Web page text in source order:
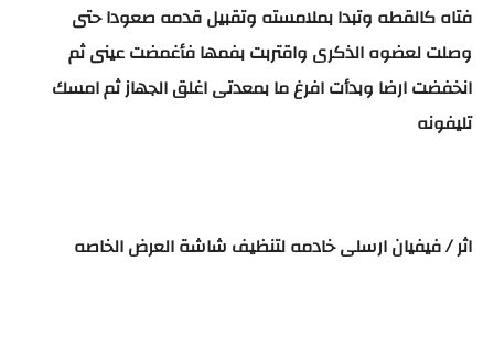
فتاه كالقطه وتبدا بملامسته وتقبيل قدمه صعودا حتى
وصلت لعضوه الذكرى واقتربت بفمها فأغمضت عينى ثم
انخفضت ارضا وبدأت افرغ ما بمعدتى اغلق الجهاز ثم امسك
تليفونه
اثر / فيفيان ارسلى خادمه لتنظيف شاشة العرض الخاصه